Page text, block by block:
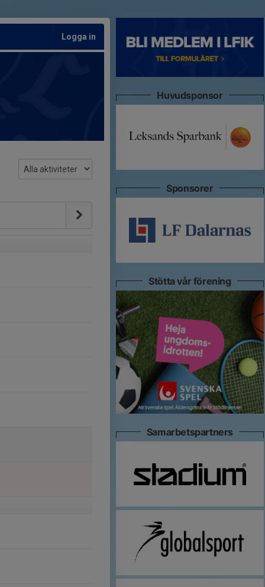
Logga in
Huvudsponsor
Sponsorer
Stötta vår förening
Samarbetspartners